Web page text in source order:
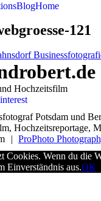
BlogHome
121
Hochzeitsfilm
Potsdam und
Hochzeitsreportage,
| ProPhoto
Cookies. Wenn du die
Einverständnis aus.OK